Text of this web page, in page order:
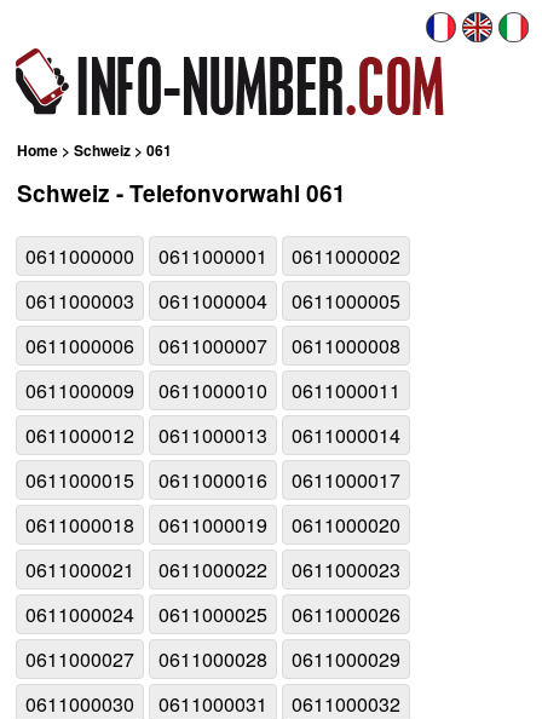
Home >Schweiz > 061
Schweiz - Telefonvorwahl 061
0611000000 0611000001
0611000002
0611000003
0611000004
0611000005
0611000006
0611000007
0611000008
0611000009
0611000010
0611000011
0611000012
0611000013
0611000014
0611000015
0611000016
0611000017
0611000018
0611000019
0611000020
0611000021
0611000022
0611000023
0611000024
0611000025
0611000026
0611000027
0611000028
0611000029
0611000030
0611000031
0611000032